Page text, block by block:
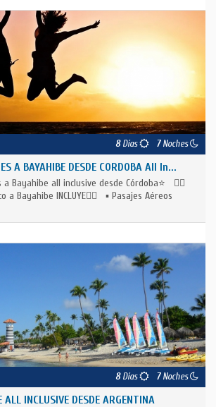
8Días 7Noches
A BAYAHIBE DESDE CORDOBA All In...
a Bayahibe all inclusive desde Córdoba⭐ 👇🏽
a Bayahibe INCLUYE👇🏽 ▪️ Pasajes Aéreos
8Días 7Noches
ALL INCLUSIVE DESDE ARGENTINA